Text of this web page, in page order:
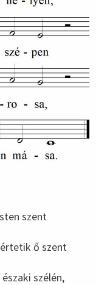
szent
ő szent
szélén,